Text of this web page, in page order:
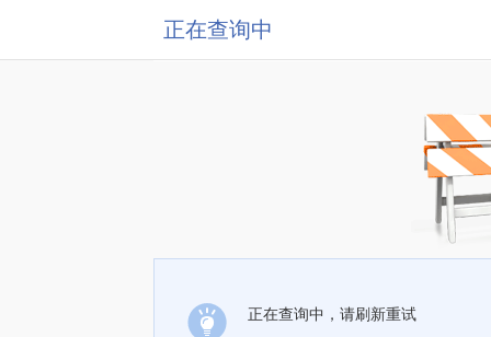
正在查询中
正在查询中，请刷新重试